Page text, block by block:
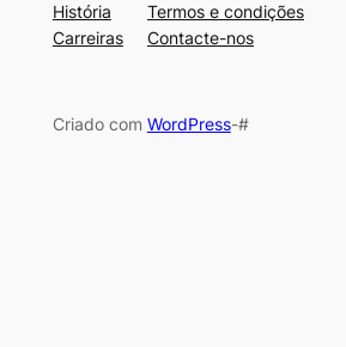
História
Carreiras
Termos e condições
Contacte-nos
Criado com WordPress-#